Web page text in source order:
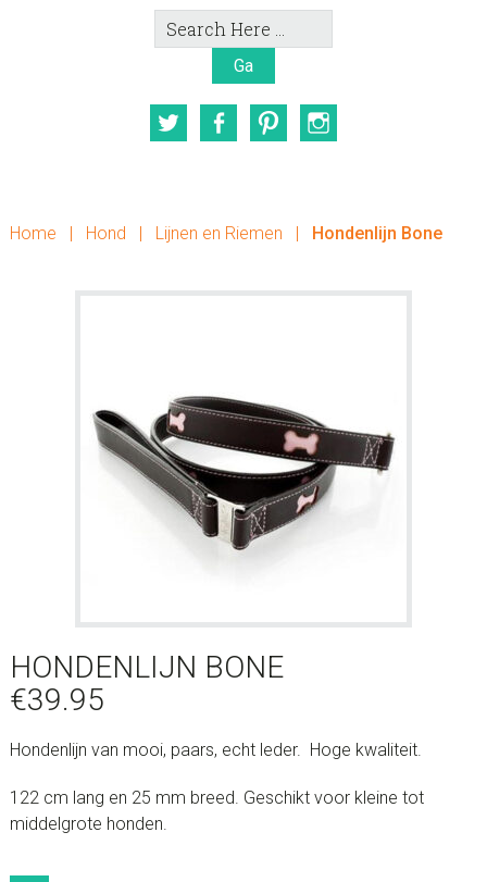
Search
Here
TwitterFacebookPinterest
Home | Hond | Lijnen en Riemen | Hondenlijn Bone
HONDENLIJN BONE
€39.95
Hondenlijn van mooi, paars, echt leder. Hoge kwaliteit.
122 cm lang en 25 mm breed. Geschikt voor kleine tot
middelgrote honden.
Hondenlijn